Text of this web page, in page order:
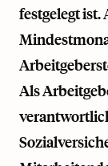
festgelegt ist.
Als